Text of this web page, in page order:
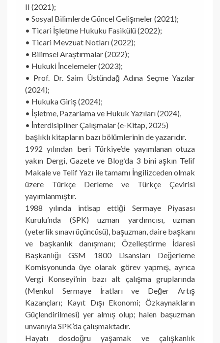
II (2021);
• Sosyal Bilimlerde Güncel Gelişmeler (2021);
• Ticari İşletme Hukuku Fasikülü (2022);
• Ticari Mevzuat Notları (2022);
• Bilimsel Araştırmalar (2022);
• Hukuki İncelemeler (2023);
• Prof. Dr. Saim Üstündağ Adına Seçme Yazılar
(2024);
• Hukuka Giriş (2024);
• İşletme, Pazarlama ve Hukuk Yazıları (2024),
• İnterdisipliner Çalışmalar (e-Kitap, 2025)
başlıklı kitapların bazı bölümlerinin de yazarıdır.
1992 yılından beri Türkiye’de yayımlanan otuza
yakın Dergi, Gazete ve Blog’da 3 bini aşkın Telif
Makale ve Telif Yazı ile tamamı İngilizceden olmak
üzere Türkçe Derleme ve Türkçe Çevirisi
yayımlanmıştır.
1988 yılında intisap ettiği Sermaye Piyasası
Kurulu’nda (SPK) uzman yardımcısı, uzman
(yeterlik sınavı üçüncüsü), başuzman, daire başkanı
ve başkanlık danışmanı; Özelleştirme İdaresi
Başkanlığı GSM 1800 Lisansları Değerleme
Komisyonunda üye olarak görev yapmış, ayrıca
Vergi Konseyi’nin bazı alt çalışma gruplarında
(Menkul Sermaye İratları ve Değer Artış
Kazançları; Kayıt Dışı Ekonomi; Özkaynakların
Güçlendirilmesi) yer almış olup; halen başuzman
unvanıyla SPK’da çalışmaktadır.
Hayatı dosdoğru yaşamak ve çalışkanlık